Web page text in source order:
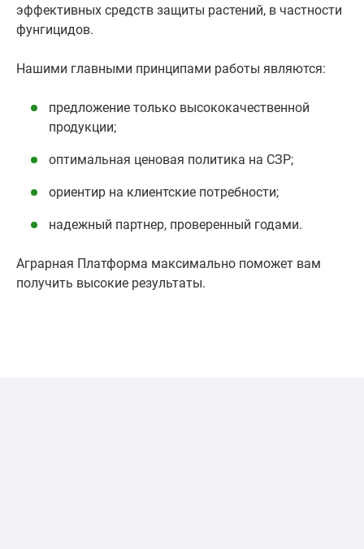
эффективных средств защиты растений, в частности
фунгицидов.
Нашими главными принципами работы являются:
предложение только высококачественной
продукции;
оптимальная ценовая политика на СЗР;
ориентир на клиентские потребности;
надежный партнер, проверенный годами.
Аграрная Платформа максимально поможет вам
получить высокие результаты.